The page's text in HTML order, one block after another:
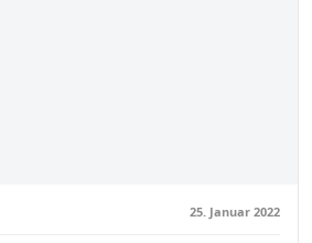
25. Januar 2022